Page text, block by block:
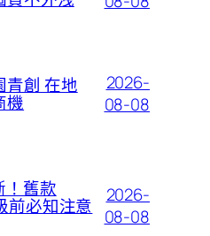
青創 在地
機
2026-
08-08
！舊款
前必知注意
2026-
08-08